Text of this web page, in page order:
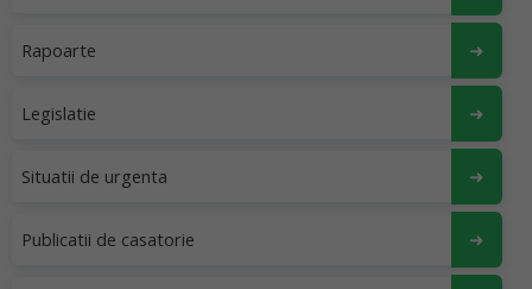
Rapoarte
Legislatie
Situatii de urgenta
Publicatii de casatorie